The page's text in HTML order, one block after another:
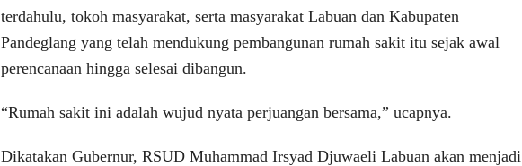
terdahulu, tokoh masyarakat, serta masyarakat Labuan dan Kabupaten
Pandeglang yang telah mendukung pembangunan rumah sakit itu sejak awal
perencanaan hingga selesai dibangun.
“Rumah sakit ini adalah wujud nyata perjuangan bersama,” ucapnya.
Dikatakan Gubernur, RSUD Muhammad Irsyad Djuwaeli Labuan akan menjadi